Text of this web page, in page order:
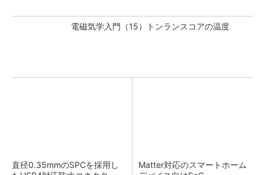
電磁気学入門（15）トンランスコアの温度
直径0.35mmのSPCを採用し
Matter対応のスマートホーム